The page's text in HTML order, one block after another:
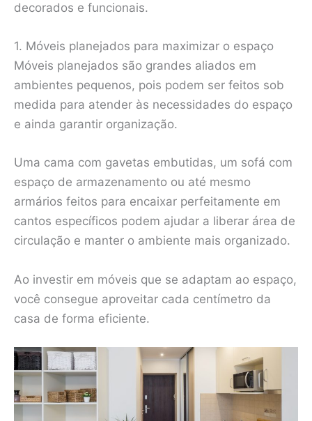
decorados e funcionais.
1. Móveis planejados para maximizar o espaço
Móveis planejados são grandes aliados em
ambientes pequenos, pois podem ser feitos sob
medida para atender às necessidades do espaço
e ainda garantir organização.
Uma cama com gavetas embutidas, um sofá com
espaço de armazenamento ou até mesmo
armários feitos para encaixar perfeitamente em
cantos específicos podem ajudar a liberar área de
circulação e manter o ambiente mais organizado.
Ao investir em móveis que se adaptam ao espaço,
você consegue aproveitar cada centímetro da
casa de forma eficiente.